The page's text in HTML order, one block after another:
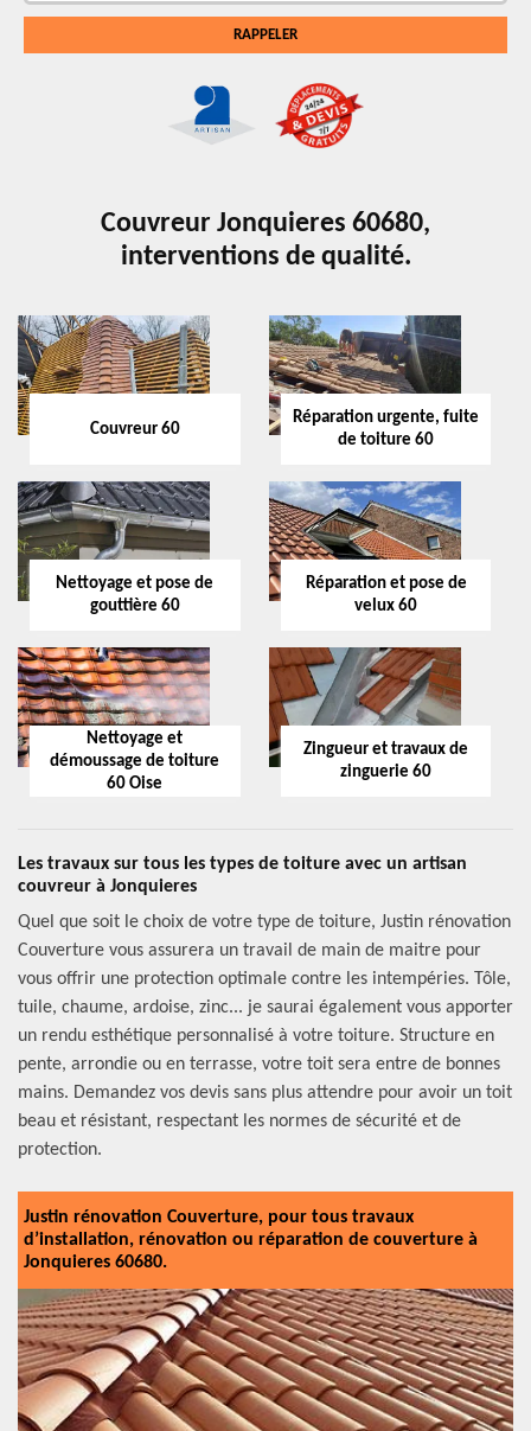
Couvreur Jonquieres 60680,
interventions de qualité.
Couvreur 60
Réparation urgente, fuite
de toiture 60
Nettoyage et pose de
gouttière 60
Réparation et pose de
velux 60
Nettoyage et
démoussage de toiture
60 Oise
Zingueur et travaux de
zinguerie 60
Les travaux sur tous les types de toiture avec un artisan
couvreur à Jonquieres
Quel que soit le choix de votre type de toiture, Justin rénovation
Couverture vous assurera un travail de main de maitre pour
vous offrir une protection optimale contre les intempéries. Tôle,
tuile, chaume, ardoise, zinc... je saurai également vous apporter
un rendu esthétique personnalisé à votre toiture. Structure en
pente, arrondie ou en terrasse, votre toit sera entre de bonnes
mains. Demandez vos devis sans plus attendre pour avoir un toit
beau et résistant, respectant les normes de sécurité et de
protection.
Justin rénovation Couverture, pour tous travaux
d’installation, rénovation ou réparation de couverture à
Jonquieres 60680.